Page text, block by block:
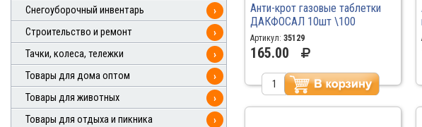
Снегоуборочный инвентарь
›
Строительство и ремонт
›
Тачки, колеса, тележки
›
Товары для дома оптом
›
Товары для животных
›
Товары для отдыха и пикника
›
Анти-крот газовые таблетки
ДАКФОСАЛ 10шт \100
Артикул:35129
165.00